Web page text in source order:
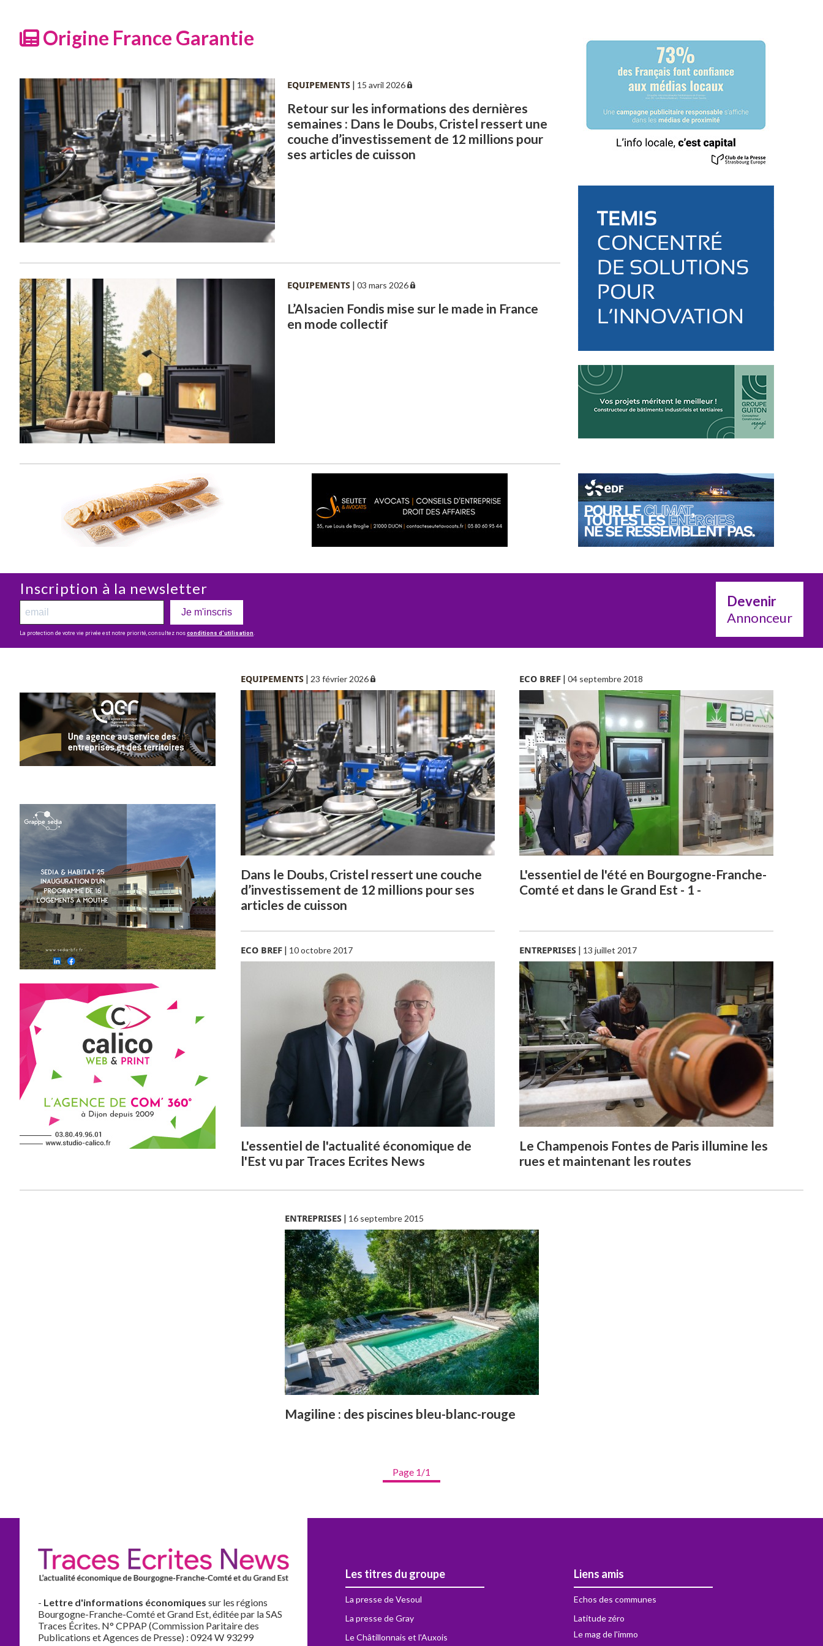
Origine France Garantie
EQUIPEMENTS| 15 avril 2026
Retour sur les informations des dernières
semaines : Dans le Doubs, Cristel ressert une
couche d’investissement de 12 millions pour
ses articles de cuisson
EQUIPEMENTS| 03 mars 2026
L’Alsacien Fondis mise sur le made in France
en mode collectif
Inscription à la newsletter
Je m'inscris
La protection de votre vie privée est notre priorité, consultez nos conditions d’utilisation
Devenir
Annonceur
EQUIPEMENTS | 23 février 2026
Dans le Doubs, Cristel ressert une couche
d’investissement de 12 millions pour ses
articles de cuisson
ECO BREF |04 septembre 2018
L'essentiel de l'été en Bourgogne-Franche-
Comté et dans le Grand Est - 1 -
ECO BREF | 10 octobre 2017
L'essentiel de l'actualité économique de
l'Est vu par Traces Ecrites News
ENTREPRISES | 13 juillet 2017
Le Champenois Fontes de Paris illumine les
rues et maintenant les routes
ENTREPRISES| 16 septembre 2015
Magiline : des piscines bleu-blanc-rouge
Page 1/1
- Lettre d'informations économiques sur les régions
Bourgogne-Franche-Comté et Grand Est, éditée par la SAS
Traces Écrites. N° CPPAP (Commission Paritaire des
Publications et Agences de Presse) : 0924 W 93299
Les titres du groupe
La presse de Vesoul
La presse de Gray
Le Châtillonnais et l'Auxois
Liens amis
Echos des communes
Latitude zéro
Le mag de l'immo